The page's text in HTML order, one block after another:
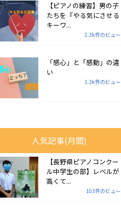
【ピアノの練習】男の子
たちを『やる気にさせる
キーワ...
2.3k件のビュー
「感心」と「感動」の違
い
1.3k件のビュー
人気記事(月間)
【長野県ピアノコンクー
ル中学生の部】レベルが
高くて...
103件のビュー